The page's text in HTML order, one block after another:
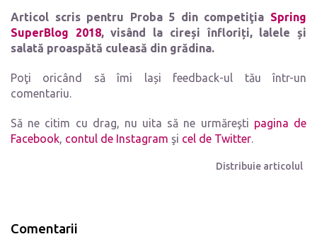
Articol scris pentru Proba 5 din competiţia Spring
SuperBlog 2018, visând la cireși înfloriți, lalele și
salată proaspătă culeasă din grădina.
Poţi oricând să îmi lași feedback-ul tău într-un
comentariu.
Să ne citim cu drag, nu uita să ne urmăreşti pagina de
Facebook, contul de Instagram şi cel de Twitter.
Distribuie articolul
Comentarii